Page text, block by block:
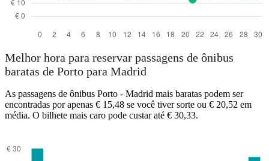
Melhor hora para reservar passagens de ônibus
baratas de Porto para Madrid
As passagens de ônibus Porto - Madrid mais baratas podem ser
encontradas por apenas € 15,48 se você tiver sorte ou € 20,52 em
média. O bilhete mais caro pode custar até € 30,33.